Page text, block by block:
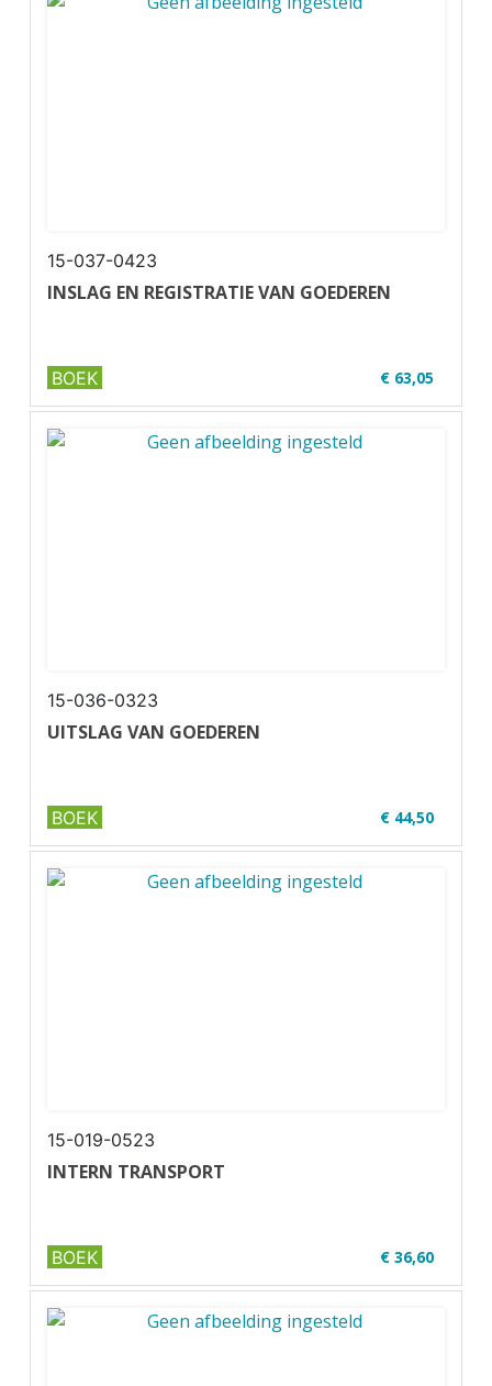
15-037-0423
INSLAG EN REGISTRATIE VAN GOEDEREN
€ 63,05
✔ Niveau MBO 1-2
✔ Full colour
BOEK
15-036-0323
UITSLAG VAN GOEDEREN
€ 44,50
✔ Niveau MBO 1-2
✔ Full colour
BOEK
15-019-0523
INTERN TRANSPORT
€ 36,60
✔ Niveau MBO 1-2
✔ Full colour
BOEK